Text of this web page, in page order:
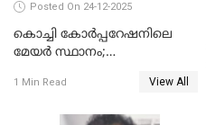
Posted On 24-12-2025
കൊച്ചി കോര്‍പ്പറേഷനിലെ
മേയര്‍ സ്ഥാനം;
രൂക്ഷം
1 Min Read View All